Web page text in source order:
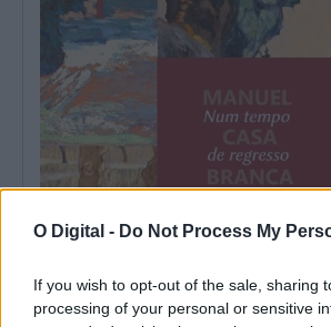
O Digital - Do Not Process My
If you wish to opt-out of the sale, sharing
processing of your personal or sensitive
As árvores do Montado são as
em Portel
A exposição de pintura «Num Tempo de